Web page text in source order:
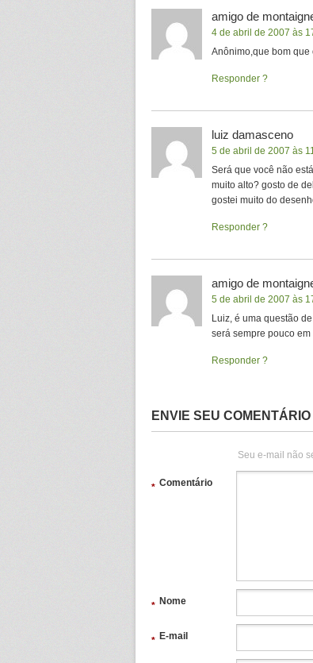
amigo de
4 de abril de 2007 às
Anônimo,que bom
Responder
luiz damasceno
5 de abril de 2007 às
Será que você não
muito alto? gosto de
gostei muito do
Responder
amigo de
5 de abril de 2007 às
Luiz, é uma questão
será sempre pouco
Responder
ENVIE SEU COMENTÁRIO
Seu e-mail não
Comentário
*
Nome
*
E-mail
*